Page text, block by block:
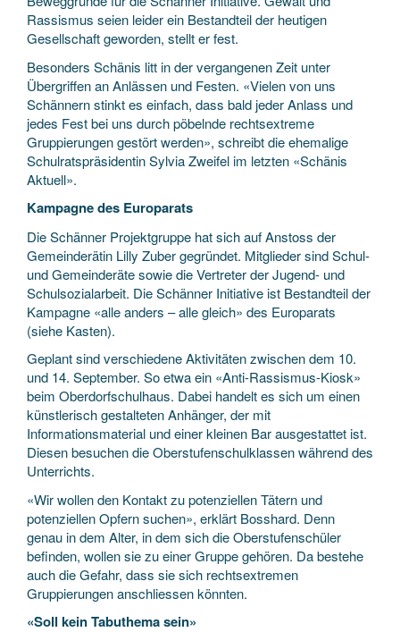
Rassismus seien leider ein Bestandteil der heutigen
Gesellschaft geworden, stellt er fest.
Besonders Schänis litt in der vergangenen Zeit unter
Übergriffen an Anlässen und Festen. «Vielen von uns
Schännern stinkt es einfach, dass bald jeder Anlass und
jedes Fest bei uns durch pöbelnde rechtsextreme
Gruppierungen gestört werden», schreibt die ehemalige
Schulratspräsidentin Sylvia Zweifel im letzten «Schänis
Aktuell».
Kampagne des Europarats
Die Schänner Projektgruppe hat sich auf Anstoss der
Gemeinderätin Lilly Zuber gegründet. Mitglieder sind Schul-
und Gemeinderäte sowie die Vertreter der Jugend- und
Schulsozialarbeit. Die Schänner Initiative ist Bestandteil der
Kampagne «alle anders – alle gleich» des Europarats
(siehe Kasten).
Geplant sind verschiedene Aktivitäten zwischen dem 10.
und 14. September. So etwa ein «Anti-Rassismus-Kiosk»
beim Oberdorfschulhaus. Dabei handelt es sich um einen
künstlerisch gestalteten Anhänger, der mit
Informationsmaterial und einer kleinen Bar ausgestattet ist.
Diesen besuchen die Oberstufenschulklassen während des
Unterrichts.
«Wir wollen den Kontakt zu potenziellen Tätern und
potenziellen Opfern suchen», erklärt Bosshard. Denn
genau in dem Alter, in dem sich die Oberstufenschüler
befinden, wollen sie zu einer Gruppe gehören. Da bestehe
auch die Gefahr, dass sie sich rechtsextremen
Gruppierungen anschliessen könnten.
«Soll kein Tabuthema sein»